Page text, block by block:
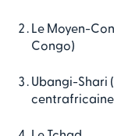
Le Moyen-
Congo)
Ubangi-Shari